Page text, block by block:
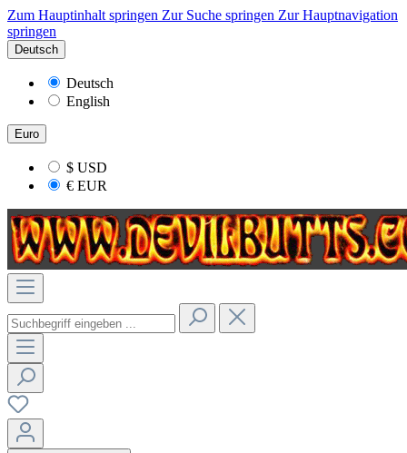
Zum Hauptinhalt springen Zur Suche springen Zur Hauptnavigation
springen
Deutsch
Deutsch
English
Euro
$ USD
€ EUR